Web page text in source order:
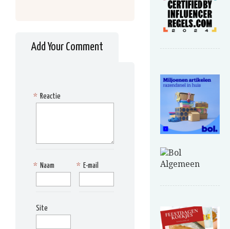
Add Your Comment
Reactie
*
Naam
* E-mail
*
Site